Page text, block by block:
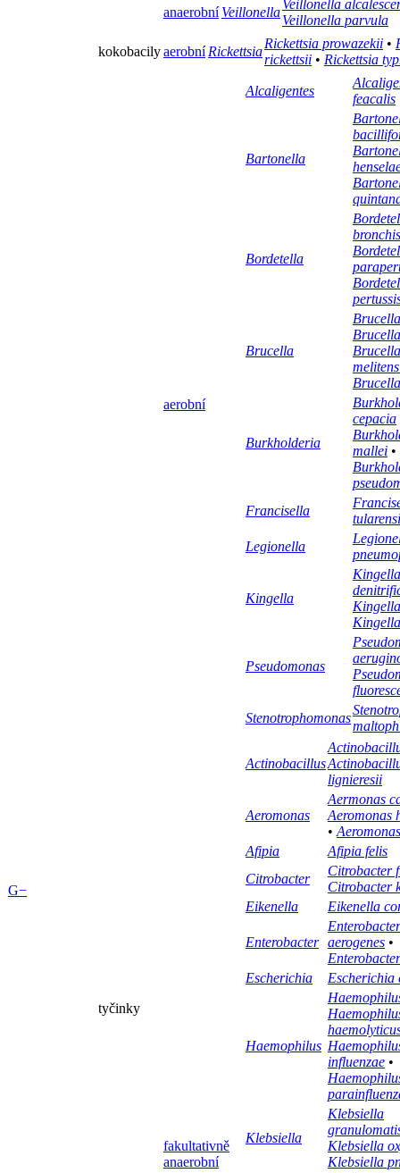
G−
anaerobní Veillonella
Veillonella
Veillonella parvula
kokobacilyaerobní Rickettsia
Rickettsia prowazekii •
rickettsii • Rickettsia
tyčinky
aerobní
Alcaligentes
feacalis
Bartonella
Bordetella
Brucella
Brucella
Burkholderia
cepacia
mallei •
Francisella
Legionella
Kingella
Kingella
Pseudomonas
Stenotrophomonas
fakultativně
anaerobní
Actinobacillus
lignieresii
Aeromonas
Aermonas
Aeromonas
•
Afipia
Afipia felis
Citrobacter
Citrobacter
Citrobacter
Eikenella
Eikenella
Enterobacter
Enterobacter
aerogenes •
Escherichia
Escherichia
Haemophilus
influenzae •
Klebsiella
Klebsiella
Klebsiella
Klebsiella